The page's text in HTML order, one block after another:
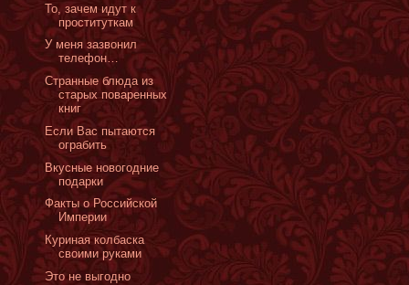
То, зачем идут к
проституткам
У меня зазвонил
телефон…
Странные блюда из
старых поваренных
книг
Если Вас пытаются
ограбить
Вкусные новогодние
подарки
Факты о Российской
Империи
Куриная колбаска
своими руками
Это не выгодно